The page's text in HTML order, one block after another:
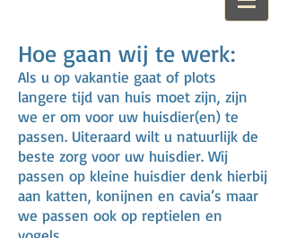
Hoe gaan wij te werk:
Als u op vakantie gaat of plots
langere tijd van huis moet zijn, zijn
we er om voor uw huisdier(en) te
passen. Uiteraard wilt u natuurlijk de
beste zorg voor uw huisdier. Wij
passen op kleine huisdier denk hierbij
aan katten, konijnen en cavia’s maar
we passen ook op reptielen en